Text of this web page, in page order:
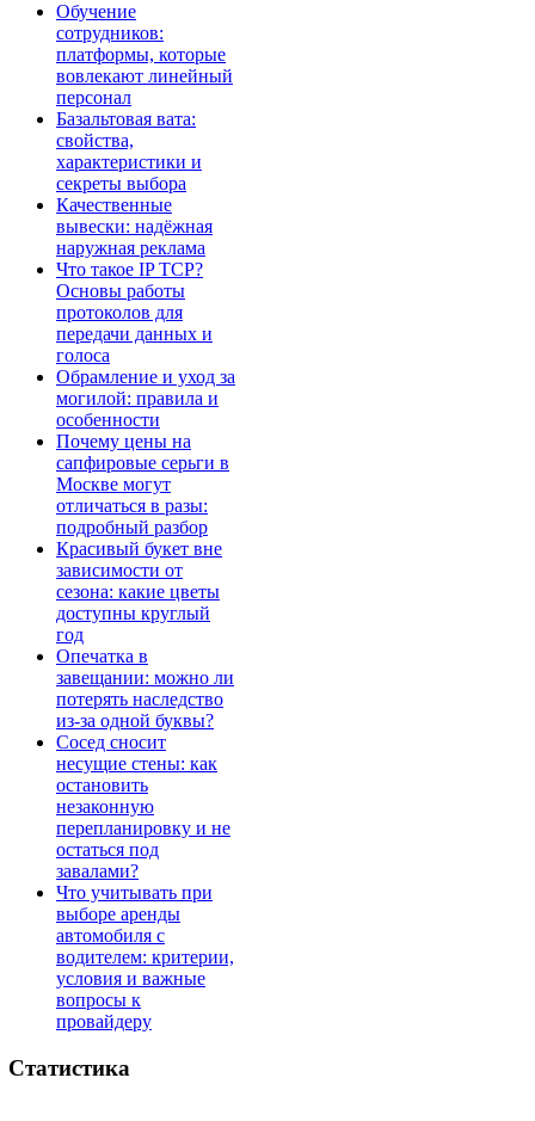
Обучение
сотрудников:
платформы, которые
вовлекают линейный
персонал
Базальтовая вата:
свойства,
характеристики и
секреты выбора
Качественные
вывески: надёжная
наружная реклама
Что такое IP TCP?
Основы работы
протоколов для
передачи данных и
голоса
Обрамление и уход за
могилой: правила и
особенности
Почему цены на
сапфировые серьги в
Москве могут
отличаться в разы:
подробный разбор
Красивый букет вне
зависимости от
сезона: какие цветы
доступны круглый
год
Опечатка в
завещании: можно ли
потерять наследство
из-за одной буквы?
Сосед сносит
несущие стены: как
остановить
незаконную
перепланировку и не
остаться под
завалами?
Что учитывать при
выборе аренды
автомобиля с
водителем: критерии,
условия и важные
вопросы к
провайдеру
Статистика